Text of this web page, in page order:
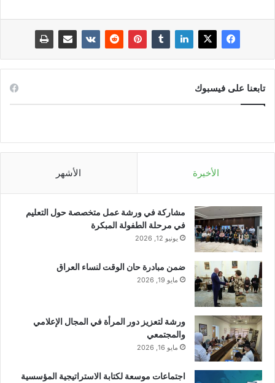
تابعنا على فيسبوك
الأخيرة الأشهر
مشاركة في ورشة عمل متخصصة حول التعليم
في مرحلة الطفولة المبكرة
يونيو 12, 2026
ضمن مبادرة حان الوقت لنساء العراق
مايو 19, 2026
ورشة لتعزيز دور المرأة في المجال الإعلامي
والمجتمعي
مايو 16, 2026
اجتماعات موسعة لكتابة الاستراتيجية المؤسسية